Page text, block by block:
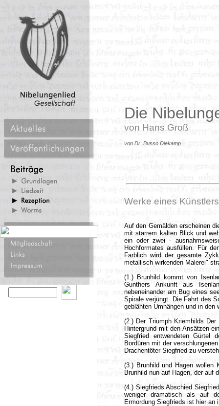
Die
von Hans Groß
von Dr. Busso Diekamp
Werke eines
Auf den Gemälden erscheinen
mit starrem kalten Blick und
ein oder zwei -
Hochformates ausfüllen. Für
Farblich wird der gesamte
metallisch wirkenden Malerei"
(1.) Brunhild kommt von
Gunthers Ankunft aus
nebeneinander am Bug eines
Spirale verjüngt. Die Fahrt des
geblähten Umhängen und in den
(2.) Der Triumph Kriemhilds
Hintergrund mit den Ansätzen
Siegfried entwendeten Gürtel
Bordüren mit der
Drachentöter Siegfried zu
(3.) Brunhild und Hagen wollen
Brunhild nun auf Hagen, der auf
(4.) Siegfrieds Abschied
weniger dramatisch als auf
Ermordung Siegfrieds ist hier